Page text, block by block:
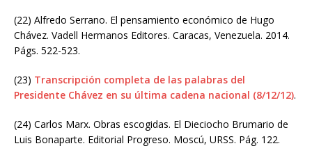
(22) Alfredo Serrano. El pensamiento económico de Hugo
Chávez. Vadell Hermanos Editores. Caracas, Venezuela. 2014.
Págs. 522-523.
(23) Transcripción completa de las palabras del
Presidente Chávez en su última cadena nacional (8/12/12).
(24) Carlos Marx. Obras escogidas. El Dieciocho Brumario de
Luis Bonaparte. Editorial Progreso. Moscú, URSS. Pág. 122.